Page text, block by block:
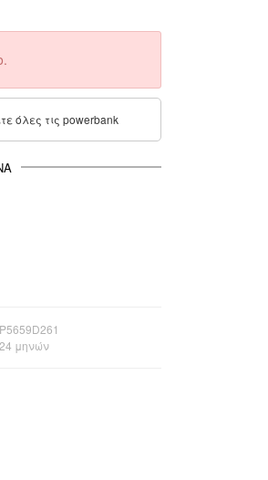
όλες τις powerbank
P5659D261
24 μηνών